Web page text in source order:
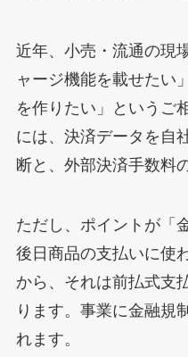
近年、小売・流通の現
ャージ機能を載せたい
を作りたい」というご
には、決済データを自
断と、外部決済手数料
ただし、ポイントが「
後日商品の支払いに使
から、それは前払式支
ります。事業に金融規
れます。